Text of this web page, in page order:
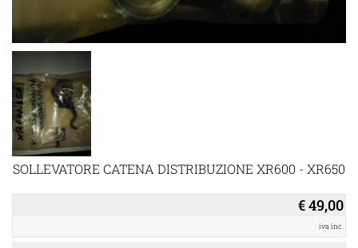
SOLLEVATORE CATENA DISTRIBUZIONE XR600 - XR650
€ 49,00
iva inc.